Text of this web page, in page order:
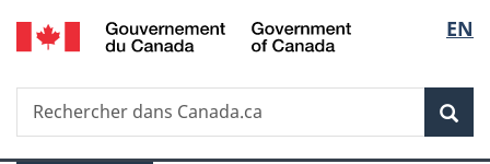
Passer
au
des
Passer
au
principal
Passer
à
Au
du
Passer
à
version
simplifiée
de
la
EN
Recherche
Rechercher
dans